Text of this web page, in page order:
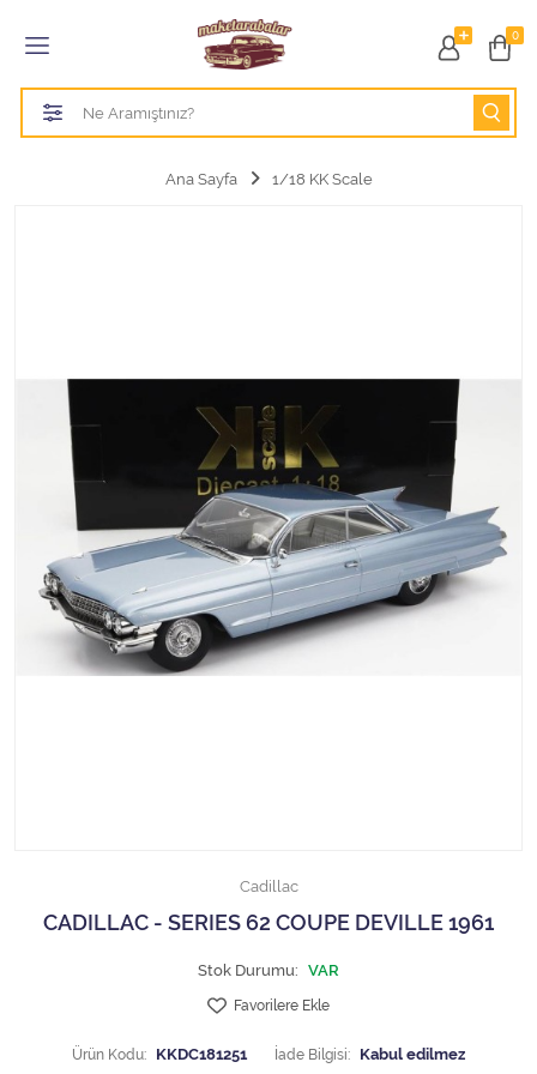
0
Tüm Kategoriler
1/18 BURAGO
1/18 JADA TOYS
1/18 KK Scale
1/18 MAİSTO
1/18 MCG
1/18 MİNİCHAMPS
1/18 Motormax
Ana Sayfa 1/18 KK Scale
Cadillac
CADILLAC - SERIES 62 COUPE DEVILLE 1961
Stok Durumu: VAR
Favorilere Ekle
Ürün Kodu: KKDC181251 İade Bilgisi: